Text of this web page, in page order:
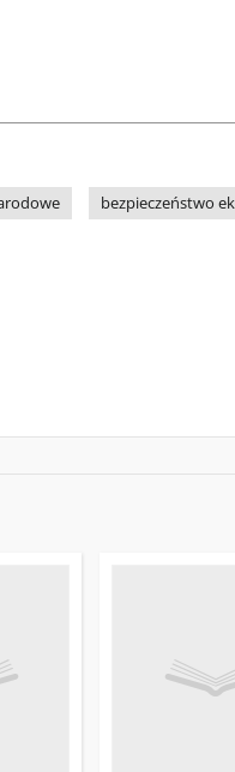
bezpieczeństwo